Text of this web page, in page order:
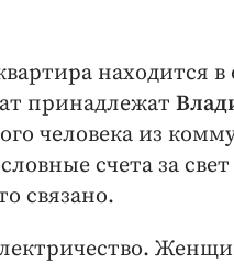
находится
принадлежат
человека из
счета за
связано.